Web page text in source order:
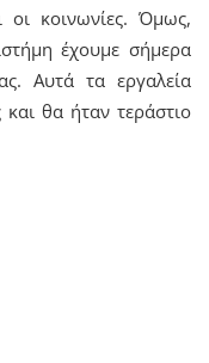
κοινωνίες. Όμως,
έχουμε σήμερα
Αυτά τα εργαλεία
θα ήταν τεράστιο